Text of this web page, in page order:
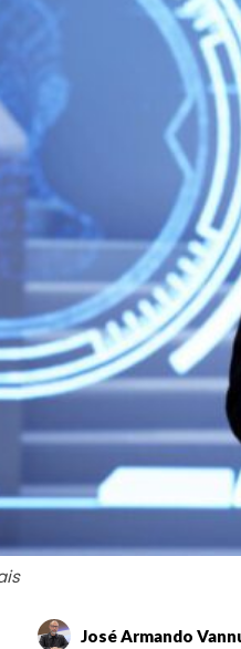
José Armando